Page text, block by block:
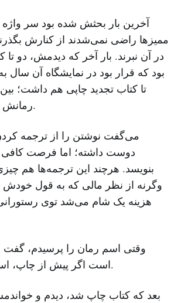
آخرین بار بحثش شده بود سر واژه
ممیزها راضی نمی‌شدند از کنارش
در آن نبرند. بار آخر که دیدمش، دو تا
بود که قرار بود در نمایشگاه آن سال به
تا کتاب تجدید چاپی هم داشت؛
رمانش را هم می‌نوشت.
می‌گفت نوشتن را از ترجمه
دوست داشته؛ اما فرصت
بنویسد. هرچند این ترجمه‌ها هم
وگرنه از نظر مالی که به قول
هزینه یک شام می‌شد توی
وقتی اسم رمان را پرسیدم،
است اگر پیش از چاپ، اسم کتاب را بگوید.
بعد که کتاب چاپ شد، دیدم و